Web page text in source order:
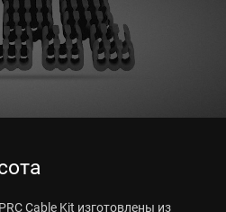
Cable Kit изготовлены из